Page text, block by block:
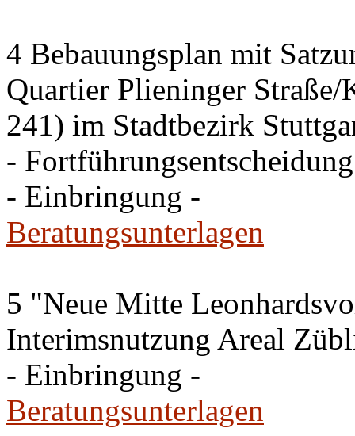
4 Bebauungsplan mit
Quartier Plieninger
241) im Stadtbezirk
- Fortführungsentscheidung
- Einbringung -
Beratungsunterlagen
5 "Neue Mitte
Interimsnutzung Areal
- Einbringung -
Beratungsunterlagen